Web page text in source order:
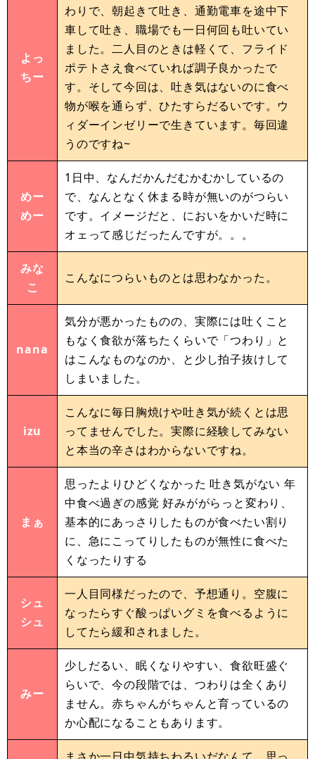
よっ
ちー
わりで、朝起きて吐き、通勤電車を途中下
車して吐き、職場でも一日何回も吐いてい
ました。二人目のときは軽くて、フライド
ポテトさえ食べていれば調子良かったで
す。そして今回は、吐き気はないのに食べ
物が喉を通らず、ひたすらだるいです。ウ
ィダーインゼリーで生きています。毎回違
うのですね~
めー
めー
1日中、なんだかんだむかむかしているの
で、なんとなく休まる時が無いのがつらい
です。イメージだと、においをかいだ時に
オェって感じだったんですが。。。
みな
こ
こんなにつらいものとは思わなかった。
nana
気分が悪かったものの、実際には吐くこと
もなく食欲が落ちたくらいで「つわり」と
はこんなものなのか、と少し拍子抜けして
しまいました。
izu
こんなに毎日胸焼けや吐き気が続くとは思
ってませんでした。実際に経験してみない
と本当の辛さはわからないですね。
まぁ
思ったよりひどくなかった 吐き気がない 年
中食べ過ぎの感覚 好みががらっと変わり、
基本的にあっさりしたものが食べたい割り
に、急にこってりしたものが無性に食べた
くなったりする
シュ
シュ
一人目同様だったので、予想通り。空腹に
なったらすぐ酸っぱいグミを食べるように
してたら緩和されました。
みー
少しだるい、眠くなりやすい、食欲旺盛ぐ
らいで、今の段階では、つわりは全くあり
ません。赤ちゃんがちゃんと育っているの
か心配になることもあります。